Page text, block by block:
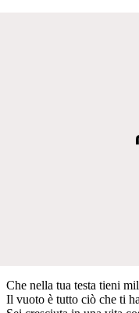
Che nella tua testa tieni
Il vuoto è tutto ciò che ti